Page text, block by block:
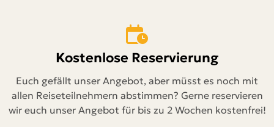
Kostenlose Reservierung
Euch gefällt unser Angebot, aber müsst es noch mit
allen Reiseteilnehmern abstimmen? Gerne reservieren
wir euch unser Angebot für bis zu 2 Wochen kostenfrei!